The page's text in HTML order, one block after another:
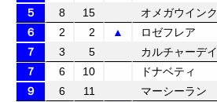
５
8 15 オメガウインク
６
2 2 ▲ ロゼフレア
７
3 5 カルチャーデイ
７
6 10 ドナベティ
９
6 11 マーシーラン